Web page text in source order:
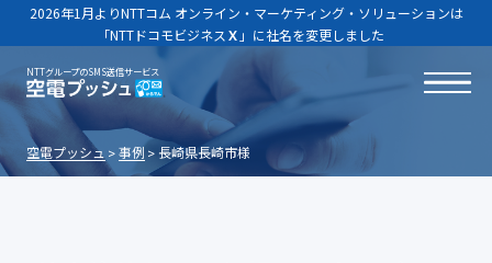
2026年1月よりNTTコム オンライン・マーケティング・ソリューションは
「NTTドコモビジネス Ｘ 」に社名を変更しました
NTTグループのSMS送信サービス
空電プッシュ 事例 長崎県長崎市様